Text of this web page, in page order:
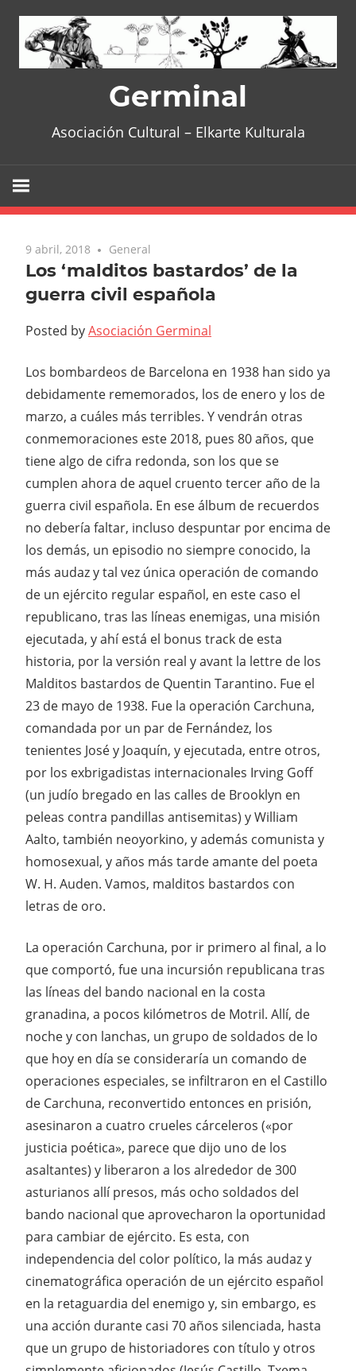
content
Germinal
Asociación Cultural – Elkarte Kulturala
9 abril, 2018 General
Los ‘malditos bastardos’ de la
guerra civil española
Posted byAsociación Germinal
Los bombardeos de Barcelona en 1938 han sido ya
debidamente rememorados, los de enero y los de
marzo, a cuáles más terribles. Y vendrán otras
conmemoraciones este 2018, pues 80 años, que
tiene algo de cifra redonda, son los que se
cumplen ahora de aquel cruento tercer año de la
guerra civil española. En ese álbum de recuerdos
no debería faltar, incluso despuntar por encima de
los demás, un episodio no siempre conocido, la
más audaz y tal vez única operación de comando
de un ejército regular español, en este caso el
republicano, tras las líneas enemigas, una misión
ejecutada, y ahí está el bonus track de esta
historia, por la versión real y avant la lettre de los
Malditos bastardos de Quentin Tarantino. Fue el
23 de mayo de 1938. Fue la operación Carchuna,
comandada por un par de Fernández, los
tenientes José y Joaquín, y ejecutada, entre otros,
por los exbrigadistas internacionales Irving Goff
(un judío bregado en las calles de Brooklyn en
peleas contra pandillas antisemitas) y William
Aalto, también neoyorkino, y además comunista y
homosexual, y años más tarde amante del poeta
W. H. Auden. Vamos, malditos bastardos con
letras de oro.
La operación Carchuna, por ir primero al final, a lo
que comportó, fue una incursión republicana tras
las líneas del bando nacional en la costa
granadina, a pocos kilómetros de Motril. Allí, de
noche y con lanchas, un grupo de soldados de lo
que hoy en día se consideraría un comando de
operaciones especiales, se infiltraron en el Castillo
de Carchuna, reconvertido entonces en prisión,
asesinaron a cuatro crueles cárceleros («por
justicia poética», parece que dijo uno de los
asaltantes) y liberaron a los alrededor de 300
asturianos allí presos, más ocho soldados del
bando nacional que aprovecharon la oportunidad
para cambiar de ejército. Es esta, con
independencia del color político, la más audaz y
cinematográfica operación de un ejército español
en la retaguardia del enemigo y, sin embargo, es
una acción durante casi 70 años silenciada, hasta
que un grupo de historiadores con título y otros